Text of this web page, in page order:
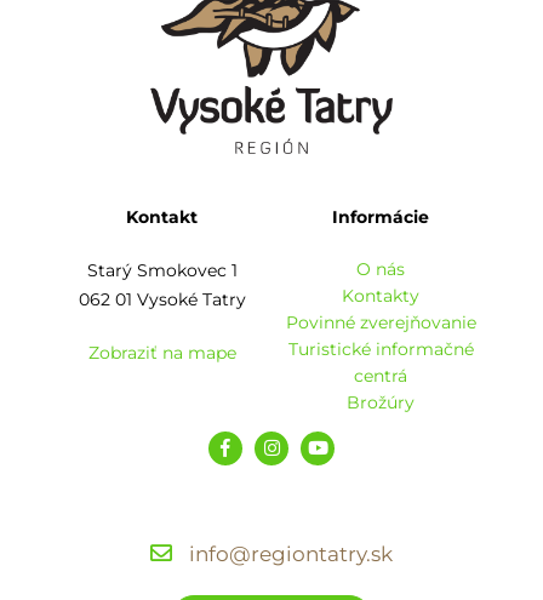
Kontakt
Starý Smokovec 1
062 01 Vysoké Tatry
Zobraziť na mape
Informácie
O nás
Kontakty
Povinné zverejňovanie
Turistické informačné
centrá
Brožúry
info@regiontatry.sk